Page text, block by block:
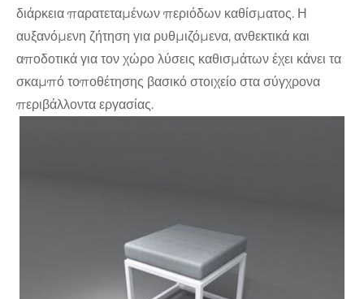
διάρκεια παρατεταμένων περιόδων καθίσματος. Η
αυξανόμενη ζήτηση για ρυθμιζόμενα, ανθεκτικά και
αποδοτικά για τον χώρο λύσεις καθισμάτων έχει κάνει τα
σκαμπό τοποθέτησης βασικό στοιχείο στα σύγχρονα
περιβάλλοντα εργασίας.